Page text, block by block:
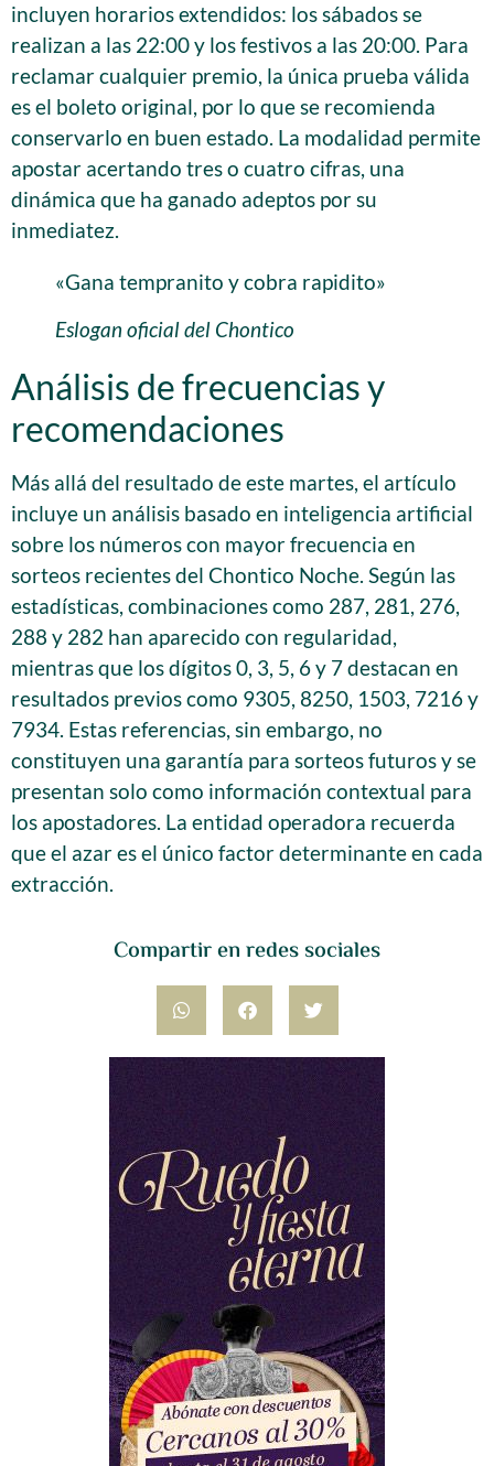
Compartir en redes sociales
incluyen horarios extendidos: los sábados se
realizan a las 22:00 y los festivos a las 20:00. Para
reclamar cualquier premio, la única prueba válida
es el boleto original, por lo que se recomienda
conservarlo en buen estado. La modalidad permite
apostar acertando tres o cuatro cifras, una
dinámica que ha ganado adeptos por su
inmediatez.
«Gana tempranito y cobra rapidito»
Eslogan oficial del Chontico
Análisis de frecuencias y
recomendaciones
Más allá del resultado de este martes, el artículo
incluye un análisis basado en inteligencia artificial
sobre los números con mayor frecuencia en
sorteos recientes del Chontico Noche. Según las
estadísticas, combinaciones como 287, 281, 276,
288 y 282 han aparecido con regularidad,
mientras que los dígitos 0, 3, 5, 6 y 7 destacan en
resultados previos como 9305, 8250, 1503, 7216 y
7934. Estas referencias, sin embargo, no
constituyen una garantía para sorteos futuros y se
presentan solo como información contextual para
los apostadores. La entidad operadora recuerda
que el azar es el único factor determinante en cada
extracción.